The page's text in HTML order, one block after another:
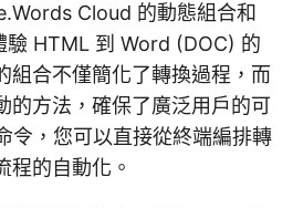
Cloud 的動態組合和
驗 HTML 到 Word (DOC) 的
組合不僅簡化了轉換過程，而
的方法，確保了廣泛用戶的可
令，您可以直接從終端編排轉
程的自動化。